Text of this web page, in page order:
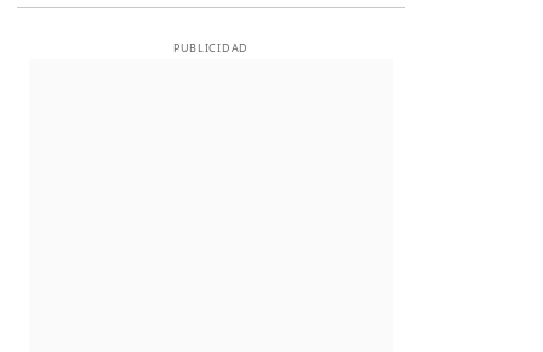
PUBLICIDAD